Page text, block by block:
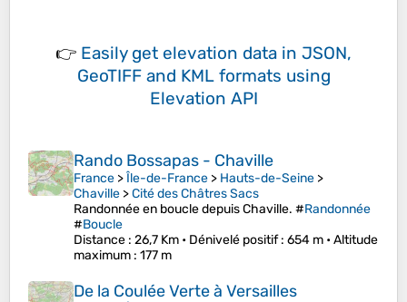
👉 Easily get elevation data in JSON,
GeoTIFF and KML formats using
Elevation API
Rando Bossapas - Chaville
France >Île-de-France > Hauts-de-Seine >
Chaville >Cité des Châtres Sacs
Randonnée en boucle depuis Chaville. #Randonnée
#Boucle
Distance : 26,7 Km • Dénivelé positif: 654 m •Altitude
maximum : 177 m
De la Coulée Verte à Versailles